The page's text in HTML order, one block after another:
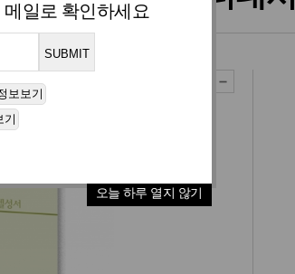
일로 확인하세요
오늘 하루 열지 않기